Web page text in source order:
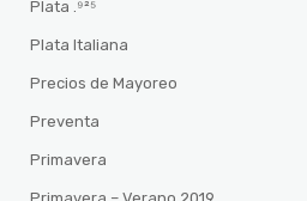
Plata .⁹²⁵
Plata Italiana
Precios de Mayoreo
Preventa
Primavera